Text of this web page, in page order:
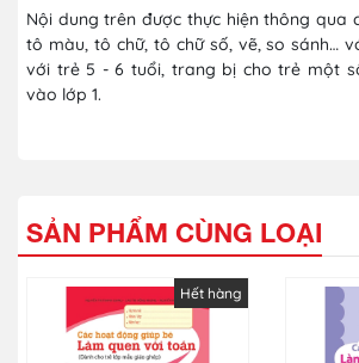
Nội dung trên được thực hiện thông qua
tô màu, tô chữ, tô chữ số, vẽ, so sánh…
với trẻ 5 - 6 tuổi, trang bị cho trẻ một
vào lớp 1.
SẢN PHẨM CÙNG LOẠI
Hết hàng